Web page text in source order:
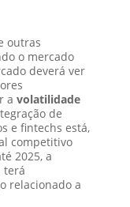
outras
o mercado
deverá ver
a volatilidade
de
e fintechs está,
competitivo
2025, a
terá
relacionado a